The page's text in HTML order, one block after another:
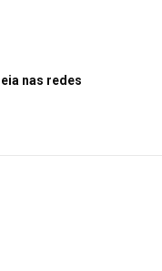
nas redes